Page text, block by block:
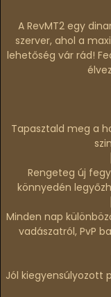
A RevMT2 egy
szerver, ahol a
lehetőség vár rád!
Tapasztald meg a
Rengeteg új
könnyedén
Minden nap
vadászatról, PvP
Jól kiegyensúlyozott